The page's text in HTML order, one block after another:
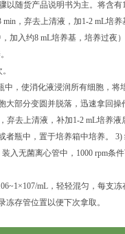
以随货产品说明书为主。将含
，弃去上清液，加1-2 mL培
加入约8 mL培养基，培养过夜
次。
中，使消化液浸润所有细胞，
部分变圆并脱落，迅速拿回
，弃去上清液，补加1-2 mL培
瓶中，置于培养箱中培养。
入无菌离心管中，1000 rpm条
mL，轻轻混匀，每支
冻存管位置以便下次拿取。